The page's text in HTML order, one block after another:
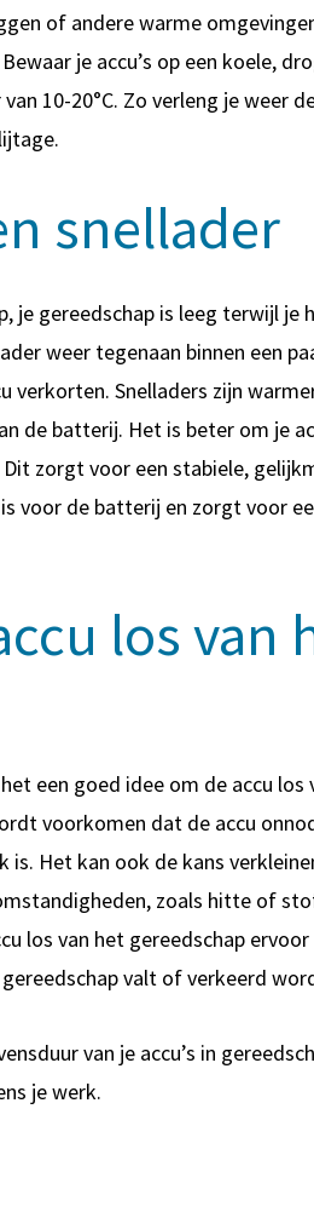
of andere warme
je accu’s op een koele,
10-20°C. Zo verleng je weer
snellader
je gereedschap is leeg terwijl je
weer tegenaan binnen een
verkorten. Snelladers zijn
de batterij. Het is beter om je
zorgt voor een stabiele,
voor de batterij en zorgt voor
los van
een goed idee om de accu los
voorkomen dat de accu
Het kan ook de kans
zoals hitte of
los van het gereedschap
valt of verkeerd
van je accu’s in
je werk.